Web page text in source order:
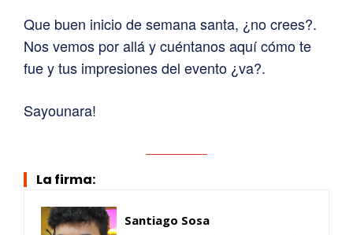
Que buen inicio de semana santa, ¿no crees?.
Nos vemos por allá y cuéntanos aquí cómo te
fue y tus impresiones del evento ¿va?.
Sayounara!
La firma:
Santiago Sosa